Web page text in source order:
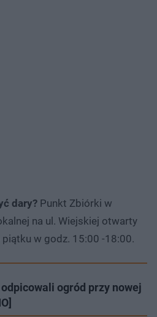
dary? Punkt Zbiórki w
na ul. Wiejskiej otwarty
w godz. 15:00 -18:00.
ogród przy nowej